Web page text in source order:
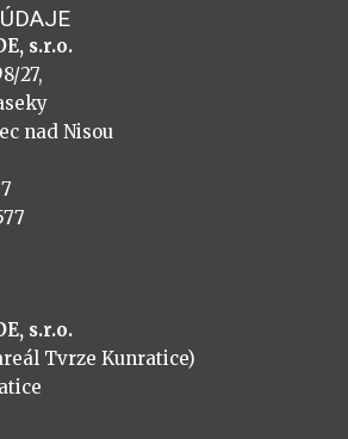
s.r.o.
27,
nad Nisou
s.r.o.
Tvrze Kunratice)